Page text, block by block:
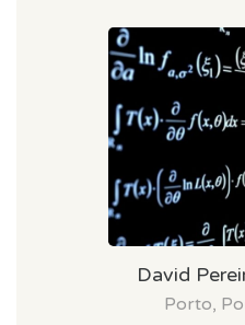
David
Porto,